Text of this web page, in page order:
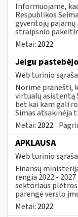
Informuojame,
Respublikos
gyventojų pajamų
straipsnio
Metai: 2022
Jeigu
Web turinio
Norime pranešti,
virtualų asistentą
bet kai kam gali
Simas atsakinėja
Metai: 2022
APKLAUSA
Web turinio
Finansų
rengia 2022 -
sektoriaus
parengė verslo
Metai: 2022